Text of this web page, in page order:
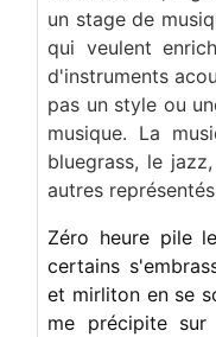
un stage de
qui veulent
d'instruments
pas un style ou
musique. La
bluegrass, le
autres
Zéro heure pile
certains
et mirliton en se
me précipite